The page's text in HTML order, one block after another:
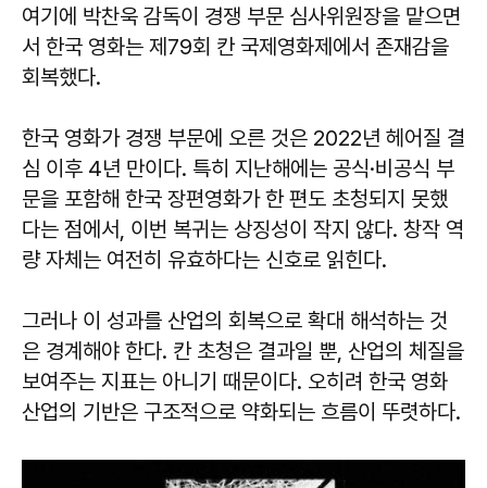
여기에 박찬욱 감독이 경쟁 부문 심사위원장을 맡으면
서 한국 영화는 제79회 칸 국제영화제에서 존재감을
회복했다.
한국 영화가 경쟁 부문에 오른 것은 2022년 헤어질 결
심 이후 4년 만이다. 특히 지난해에는 공식·비공식 부
문을 포함해 한국 장편영화가 한 편도 초청되지 못했
다는 점에서, 이번 복귀는 상징성이 작지 않다. 창작 역
량 자체는 여전히 유효하다는 신호로 읽힌다.
그러나 이 성과를 산업의 회복으로 확대 해석하는 것
은 경계해야 한다. 칸 초청은 결과일 뿐, 산업의 체질을
보여주는 지표는 아니기 때문이다. 오히려 한국 영화
산업의 기반은 구조적으로 약화되는 흐름이 뚜렷하다.